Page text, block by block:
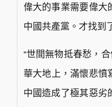
偉大的事業需要偉大
中國共產黨。才找到
“世間無物抵春愁，
華大地上，滿懷悲
中國造成了極其惡劣